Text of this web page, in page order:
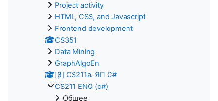
Project activity
HTML, CSS, and Javascript
Frontend development
CS351
Data Mining
GraphAlgoEn
[β] CS211a. ЯП С#
CS211 ENG (c#)
Общее